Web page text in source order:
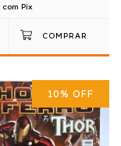
com Pix
10% OFF